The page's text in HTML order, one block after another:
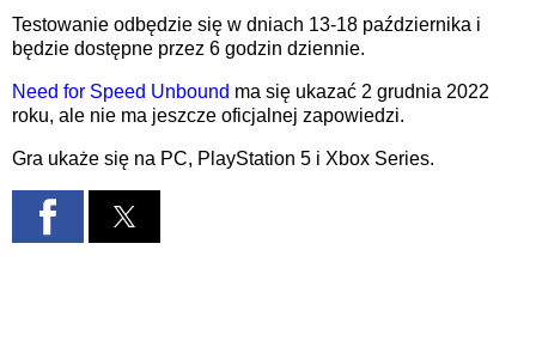
Testowanie odbędzie się w dniach 13-18 października i
będzie dostępne przez 6 godzin dziennie.
Need for Speed Unbound ma się ukazać 2 grudnia 2022
roku, ale nie ma jeszcze oficjalnej zapowiedzi.
Gra ukaże się na PC, PlayStation 5 i Xbox Series.